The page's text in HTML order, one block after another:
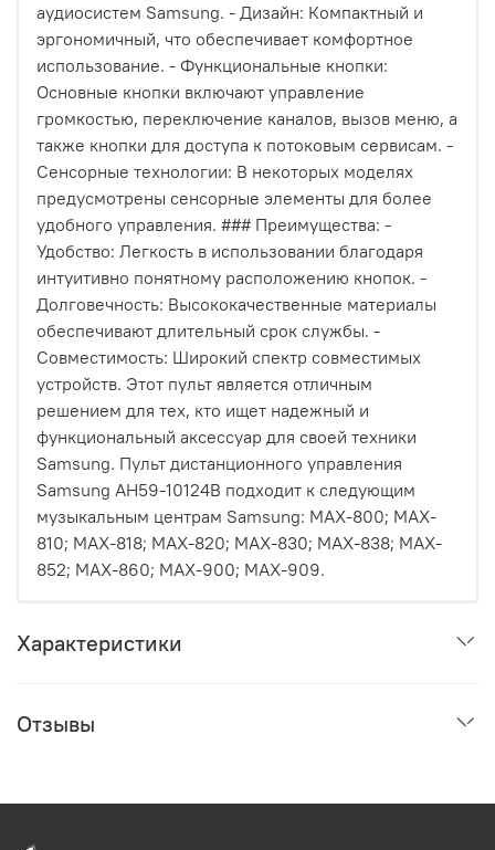
аудиосистем Samsung. - Дизайн: Компактный и
эргономичный, что обеспечивает комфортное
использование. - Функциональные кнопки:
Основные кнопки включают управление
громкостью, переключение каналов, вызов меню, а
также кнопки для доступа к потоковым сервисам. -
Сенсорные технологии: В некоторых моделях
предусмотрены сенсорные элементы для более
удобного управления. ### Преимущества: -
Удобство: Легкость в использовании благодаря
интуитивно понятному расположению кнопок. -
Долговечность: Высококачественные материалы
обеспечивают длительный срок службы. -
Совместимость: Широкий спектр совместимых
устройств. Этот пульт является отличным
решением для тех, кто ищет надежный и
функциональный аксессуар для своей техники
Samsung. Пульт дистанционного управления
Samsung AH59-10124B подходит к следующим
музыкальным центрам Samsung: MAX-800; MAX-
810; MAX-818; MAX-820; MAX-830; MAX-838; MAX-
852; MAX-860; MAX-900; MAX-909.
Характеристики
Отзывы